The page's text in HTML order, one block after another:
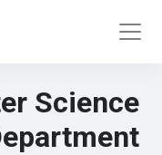
Science